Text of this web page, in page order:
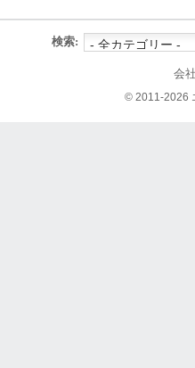
検索:
会
© 2011-2026